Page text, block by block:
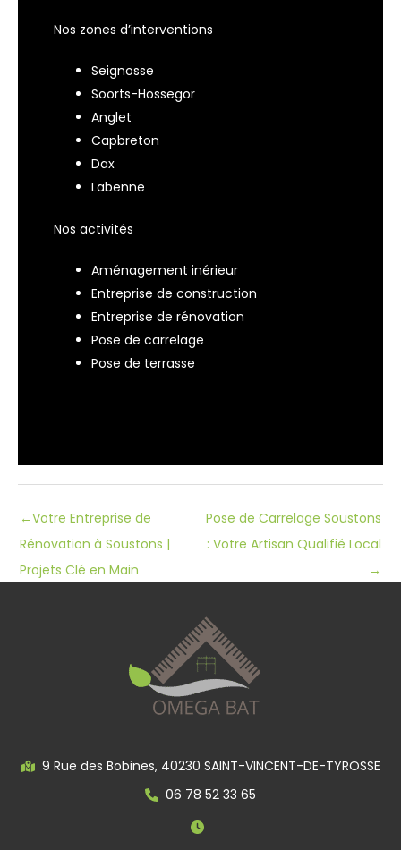
Nos zones d’interventions
Seignosse
Soorts-Hossegor
Anglet
Capbreton
Dax
Labenne
Nos activités
Aménagement inérieur
Entreprise de construction
Entreprise de rénovation
Pose de carrelage
Pose de terrasse
←Votre Entreprise de
Rénovation à Soustons |
Projets Clé en Main
Pose de Carrelage Soustons
: Votre Artisan Qualifié Local
→
9 Rue des Bobines, 40230 SAINT-VINCENT-DE-TYROSSE
06 78 52 33 65